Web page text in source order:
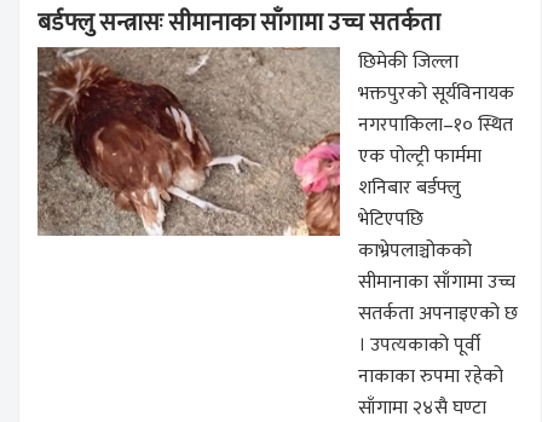
बर्डफ्लु सन्त्रासः सीमानाका साँगामा उच्च सतर्कता
छिमेकी जिल्ला
भक्तपुरको सूर्यविनायक
नगरपाकिला–१० स्थित
एक पोल्ट्री फार्ममा
शनिबार बर्डफ्लु
भेटिएपछि
काभ्रेपलाञ्चोकको
सीमानाका साँगामा उच्च
सतर्कता अपनाइएको छ
। उपत्यकाको पूर्वी
नाकाका रुपमा रहेको
साँगामा २४सै घण्टा